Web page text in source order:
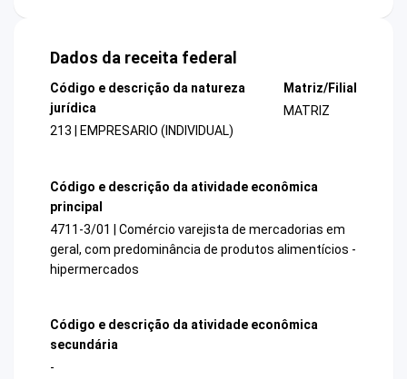
Dados da receita federal
Código e descrição da natureza
jurídica
213 | EMPRESARIO (INDIVIDUAL)
Matriz/Filial
MATRIZ
Código e descrição da atividade econômica
principal
4711-3/01 | Comércio varejista de mercadorias em
geral, com predominância de produtos alimentícios -
hipermercados
Código e descrição da atividade econômica
secundária
-